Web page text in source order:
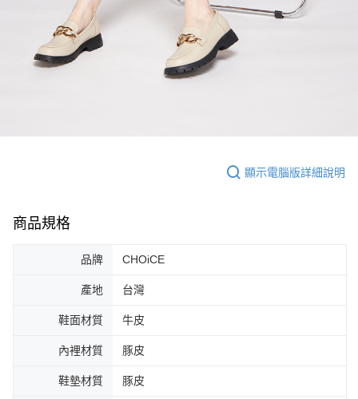
顯示電腦版詳細說明
商品規格
品牌 CHOiCE
產地 台灣
鞋面材質 牛皮
內裡材質 豚皮
鞋墊材質 豚皮